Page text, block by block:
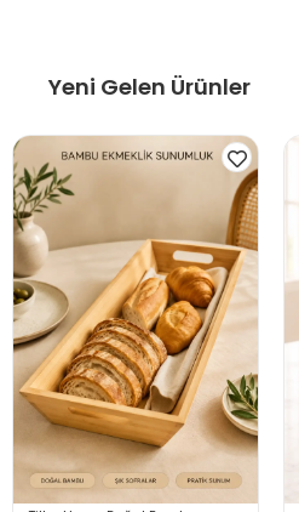
Yeni Gelen Ürünler